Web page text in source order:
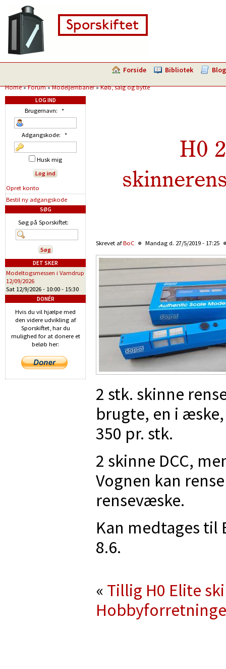
Forside Bibliotek Blog
Home»Forum»Modeljernbaner»Køb, salg og bytte
H0
Skrevet afBoC Mandag d. 27/5/2019 - 17:25
2 stk. skinne
brugte, en i
350 pr. stk.
2 skinne DCC,
Vognen kan
rensevæske.
Kan medtages
8.6.
« Tillig H0 Elite
LOG IND
Brugernavn: *
Adgangskode: *
Husk mig
Opret konto
Bestil ny adgangskode
SØG
Søg på Sporskiftet:
DET SKER
Modeltogsmessen i Vamdrup
12/09/2026
Sat 12/9/2026 - 10:00 - 15:30
DONÉR
Hvis du vil hjælpe med
den videre udvikling af
Sporskiftet, har du
mulighed for at donere et
beløb her: